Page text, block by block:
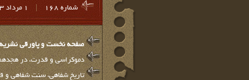
شماره 168
صفحه نخست و پاورقي نشريه
دموکراسی و قدرت، در
تاریخ شفاهی، سنت شفاهی و